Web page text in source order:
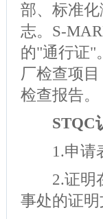
部、标准
志。S-
的"通行证"
厂检查项
检查报告。
STQC
1.申请
2.证明在
事处的证